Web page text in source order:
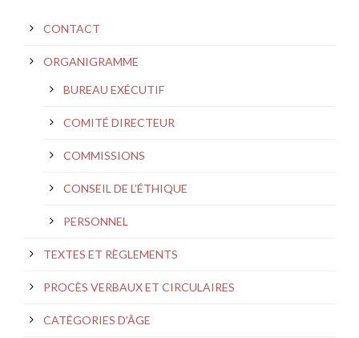
CONTACT
ORGANIGRAMME
BUREAU EXÉCUTIF
COMITÉ DIRECTEUR
COMMISSIONS
CONSEIL DE L’ÉTHIQUE
PERSONNEL
TEXTES ET RÈGLEMENTS
PROCÈS VERBAUX ET CIRCULAIRES
CATÉGORIES D’ÂGE